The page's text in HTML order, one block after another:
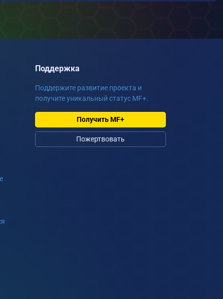
Поддержка
Поддержите развитие проекта и
получите уникальный статус MF+.
Получить MF+
Пожертвовать